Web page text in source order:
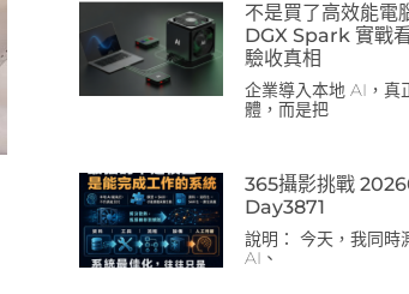
不是買了高效能電
DGX Spark 實戰
驗收真相
企業導入本地 AI，真
體，而是把
365攝影挑戰
Day3871
說明： 今天，我同時
AI、